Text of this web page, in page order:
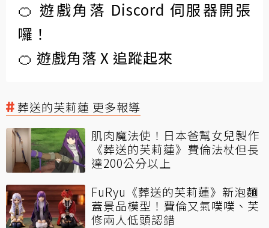
🍊 遊戲角落 Discord 伺服器開張
囉！
🍊 遊戲角落 X 追蹤起來
葬送的芙莉蓮 更多報導
肌肉魔法使！日本爸幫女兒製作
《葬送的芙莉蓮》費倫法杖但長
達200公分以上
FuRyu《葬送的芙莉蓮》新泡麵
蓋景品模型！費倫又氣噗噗、芙
修兩人低頭認錯